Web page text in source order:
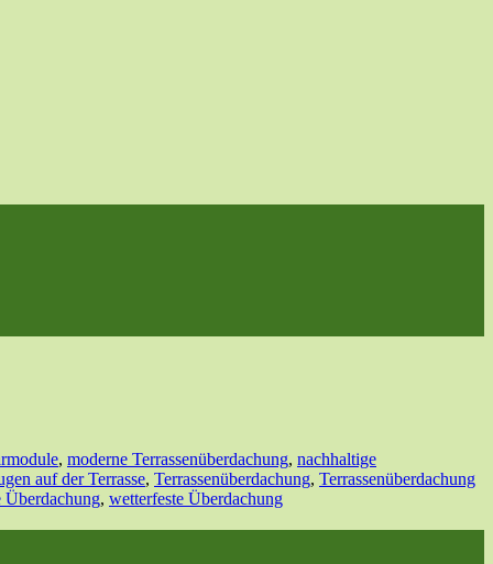
, moderne Terrassenüberdachung, nachhaltige
auf der Terrasse, Terrassenüberdachung, Terrassenüberdachung
, wetterfeste Überdachung